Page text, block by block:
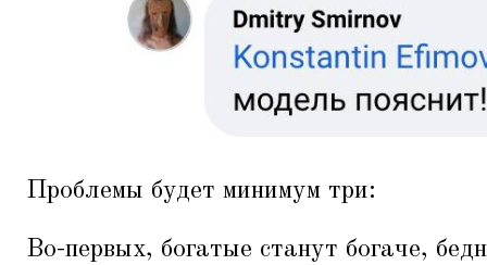
Проблемы будет минимум три:
Во-первых, богатые станут богаче,